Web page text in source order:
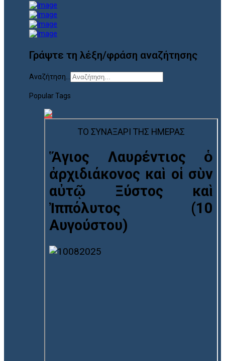
Γράψτε τη λέξη/φράση αναζήτησης
Αναζήτηση...
Popular Tags